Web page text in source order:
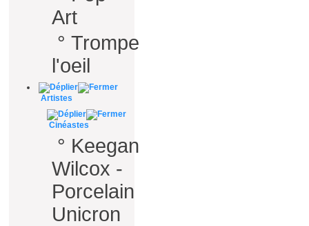
Art
° Trompe
l'oeil
Artistes
Cinéastes
° Keegan
Wilcox -
Porcelain
Unicron